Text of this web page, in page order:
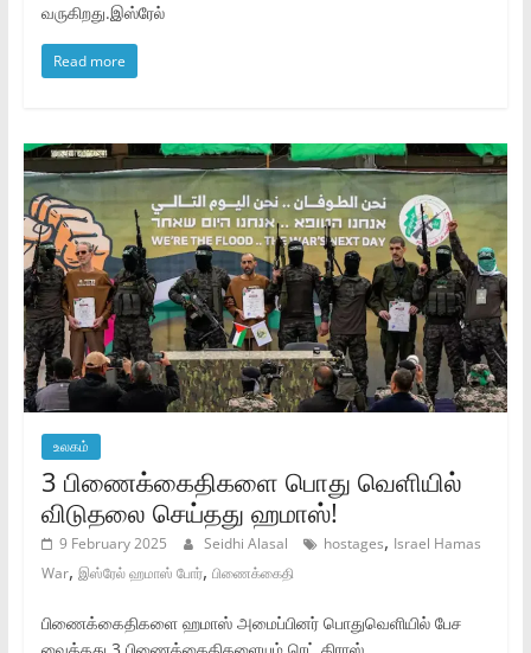
வருகிறது.இஸ்ரேல்
Read more
உலகம்
3 பிணைக்கைதிகளை பொது வெளியில்
விடுதலை செய்தது ஹமாஸ்!
9 February 2025 Seidhi Alasal hostages, Israel Hamas
War, இஸ்ரேல் ஹமாஸ் போர், பிணைக்கைதி
பிணைக்கைதிகளை ஹமாஸ் அமைப்பினர் பொதுவெளியில் பேச